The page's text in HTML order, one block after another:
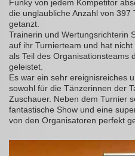
Funky von jedem Kompetitor
die unglaubliche Anzahl von
getanzt.
Trainerin und Wertungsrichterin
auf ihr Turnierteam und hat
als Teil des Organisationsteams
geleistet.
Es war ein sehr ereignisreiches
sowohl für die Tänzerinnen der
Zuschauer. Neben dem Turnier
fantastische Show und eine
von den Organisatoren perfekt